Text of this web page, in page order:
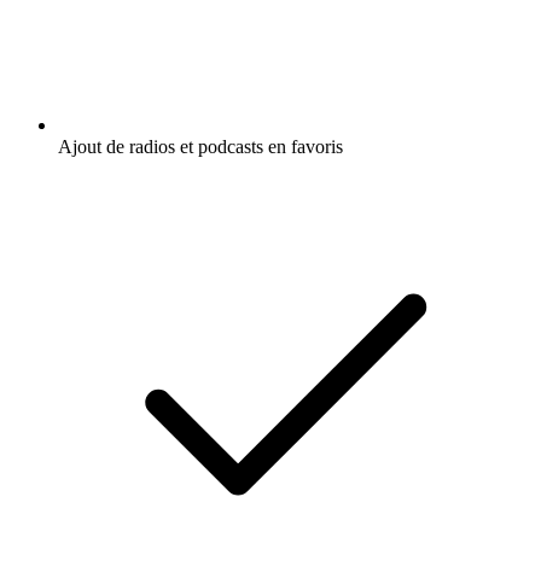
Ajout de radios et podcasts en favoris